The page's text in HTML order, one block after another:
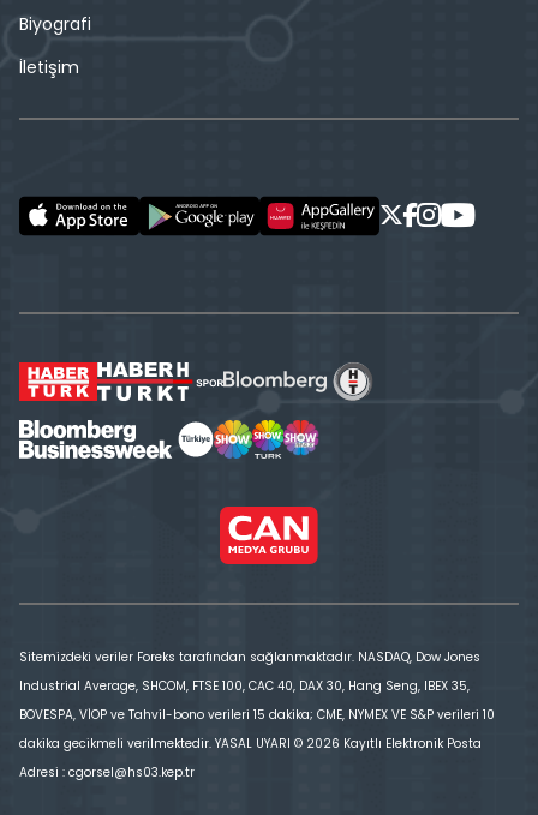
Biyografi
İletişim
Sitemizdeki veriler Foreks tarafından sağlanmaktadır. NASDAQ, Dow Jones
Industrial Average, SHCOM, FTSE 100, CAC 40, DAX 30, Hang Seng, IBEX 35,
BOVESPA, VİOP ve Tahvil-bono verileri 15 dakika; CME, NYMEX VE S&P verileri 10
dakika gecikmeli verilmektedir. YASAL UYARI © 2026 Kayıtlı Elektronik Posta
Adresi : cgorsel@hs03.kep.tr